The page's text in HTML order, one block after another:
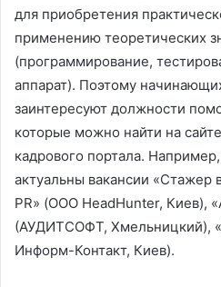
для приобретения
применению теоретических
(программирование,
аппарат). Поэтому
заинтересуют должности
которые можно найти на
кадрового портала.
актуальны вакансии «Стажер
PR» (ООО HeadHunter, Киев),
(АУДИТСОФТ, Хмельницкий),
Информ-Контакт, Киев).